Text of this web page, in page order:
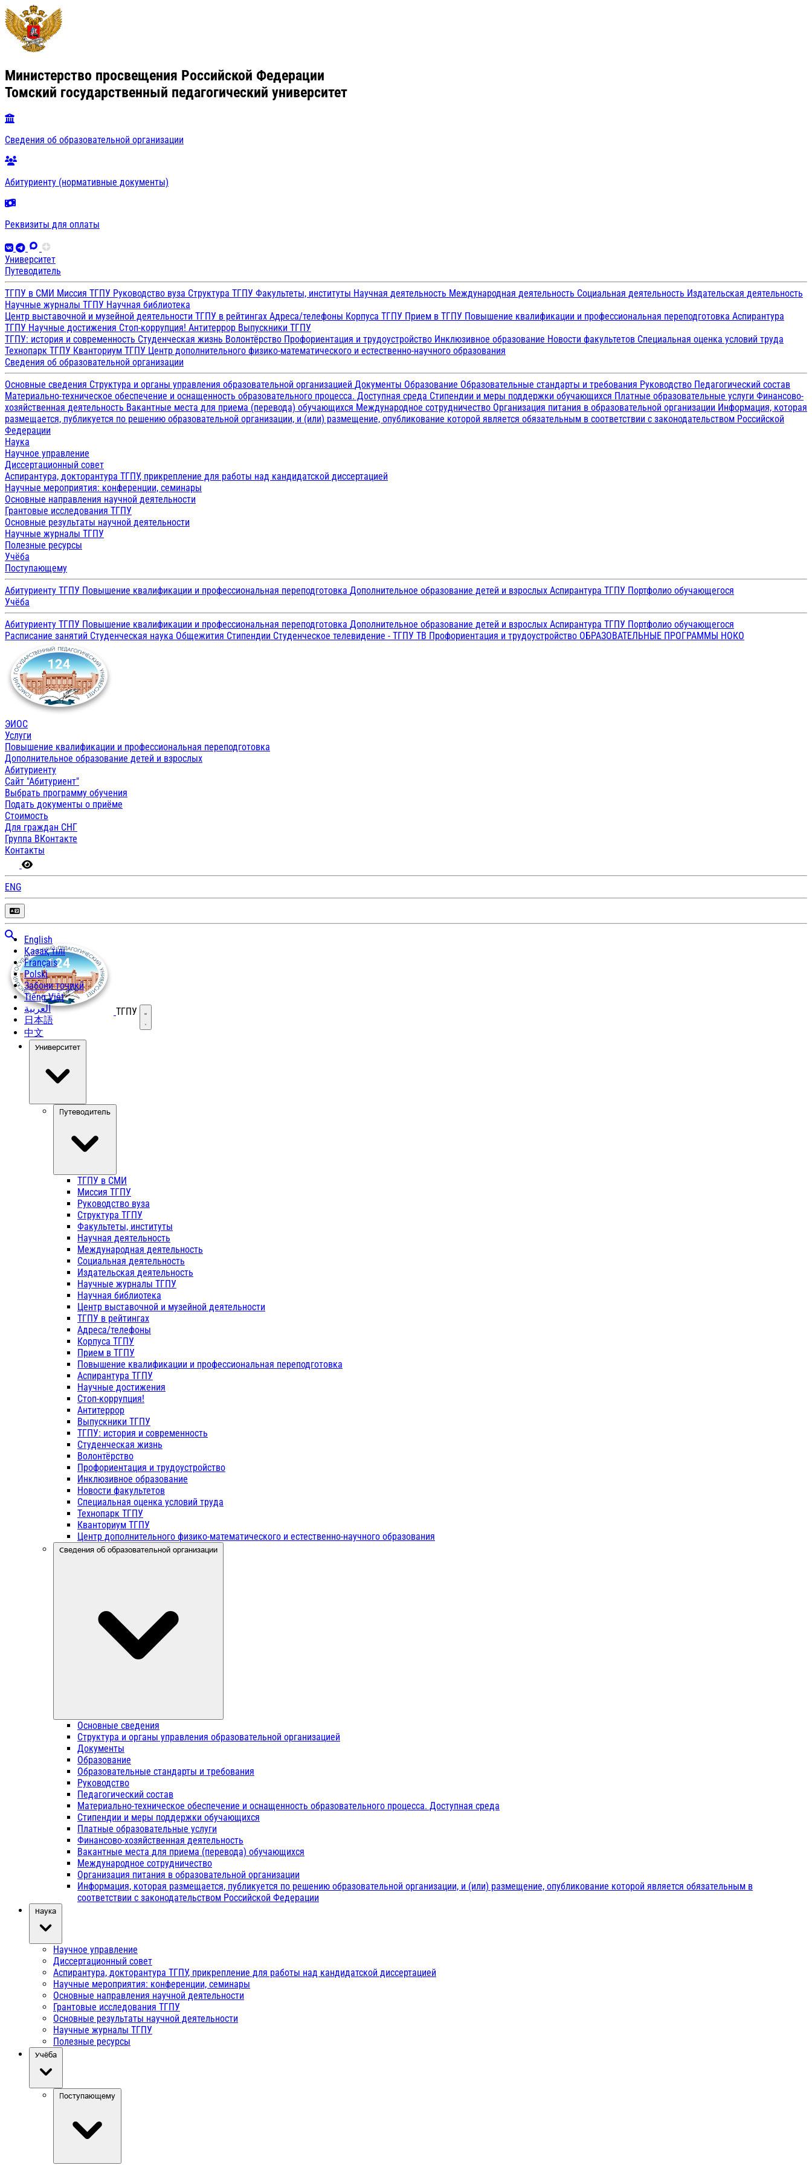
Министерство просвещения Российской Федерации
Томский государственный педагогический университет
Сведения об образовательной организации
Абитуриенту (нормативные документы)
Реквизиты для оплаты
Университет
Путеводитель
ТГПУ в СМИ Миссия ТГПУ Руководство вуза Структура ТГПУ Факультеты, институты Научная деятельность Международная деятельность Социальная деятельность Издательская деятельность
Научные журналы ТГПУ Научная библиотека
Центр выставочной и музейной деятельности ТГПУ в рейтингах Адреса/телефоны Корпуса ТГПУ Прием в ТГПУ Повышение квалификации и профессиональная переподготовка Аспирантура
ТГПУ Научные достижения Стоп-коррупция! Антитеррор Выпускники ТГПУ
ТГПУ: история и современность Студенческая жизнь Волонтёрство Профориентация и трудоустройство Инклюзивное образование Новости факультетов Специальная оценка условий труда
Технопарк ТГПУ Кванториум ТГПУ Центр дополнительного физико-математического и естественно-научного образования
Сведения об образовательной организации
Основные сведения Структура и органы управления образовательной организацией Документы Образование Образовательные стандарты и требования Руководство Педагогический состав
Материально-техническое обеспечение и оснащенность образовательного процесса. Доступная среда Стипендии и меры поддержки обучающихся Платные образовательные услуги Финансово-
хозяйственная деятельность Вакантные места для приема (перевода) обучающихся Международное сотрудничество Организация питания в образовательной организации Информация, которая
размещается, публикуется по решению образовательной организации, и (или) размещение, опубликование которой является обязательным в соответствии с законодательством Российской
Федерации
Наука
Научное управление
Диссертационный совет
Аспирантура, докторантура ТГПУ, прикрепление для работы над кандидатской диссертацией
Научные мероприятия: конференции, семинары
Основные направления научной деятельности
Грантовые исследования ТГПУ
Основные результаты научной деятельности
Научные журналы ТГПУ
Полезные ресурсы
Учёба
Поступающему
Абитуриенту ТГПУ Повышение квалификации и профессиональная переподготовка Дополнительное образование детей и взрослых Аспирантура ТГПУ Портфолио обучающегося
Учёба
Абитуриенту ТГПУ Повышение квалификации и профессиональная переподготовка Дополнительное образование детей и взрослых Аспирантура ТГПУ Портфолио обучающегося
Расписание занятий Студенческая наука Общежития Стипендии Студенческое телевидение - ТГПУ ТВ Профориентация и трудоустройство ОБРАЗОВАТЕЛЬНЫЕ ПРОГРАММЫ НОКО
ЭИОС
Услуги
Повышение квалификации и профессиональная переподготовка
Дополнительное образование детей и взрослых
Абитуриенту
Сайт "Абитуриент"
Выбрать программу обучения
Подать документы о приёме
Стоимость
Для граждан СНГ
Группа ВКонтакте
Контакты
ENG
English
Қазақ тілі
Français
Polski
Забони тоҷикӣ
Tiếng Việt
العربية
日本語
中文
ТГПУ Открыть меню
Университет
Путеводитель
ТГПУ в СМИ
Миссия ТГПУ
Руководство вуза
Структура ТГПУ
Факультеты, институты
Научная деятельность
Международная деятельность
Социальная деятельность
Издательская деятельность
Научные журналы ТГПУ
Научная библиотека
Центр выставочной и музейной деятельности
ТГПУ в рейтингах
Адреса/телефоны
Корпуса ТГПУ
Прием в ТГПУ
Повышение квалификации и профессиональная переподготовка
Аспирантура ТГПУ
Научные достижения
Стоп-коррупция!
Антитеррор
Выпускники ТГПУ
ТГПУ: история и современность
Студенческая жизнь
Волонтёрство
Профориентация и трудоустройство
Инклюзивное образование
Новости факультетов
Специальная оценка условий труда
Технопарк ТГПУ
Кванториум ТГПУ
Центр дополнительного физико-математического и естественно-научного образования
Сведения об образовательной организации
Основные сведения
Структура и органы управления образовательной организацией
Документы
Образование
Образовательные стандарты и требования
Руководство
Педагогический состав
Материально-техническое обеспечение и оснащенность образовательного процесса. Доступная среда
Стипендии и меры поддержки обучающихся
Платные образовательные услуги
Финансово-хозяйственная деятельность
Вакантные места для приема (перевода) обучающихся
Международное сотрудничество
Организация питания в образовательной организации
Информация, которая размещается, публикуется по решению образовательной организации, и (или) размещение, опубликование которой является обязательным в
соответствии с законодательством Российской Федерации
Наука
Научное управление
Диссертационный совет
Аспирантура, докторантура ТГПУ, прикрепление для работы над кандидатской диссертацией
Научные мероприятия: конференции, семинары
Основные направления научной деятельности
Грантовые исследования ТГПУ
Основные результаты научной деятельности
Научные журналы ТГПУ
Полезные ресурсы
Учёба
Поступающему